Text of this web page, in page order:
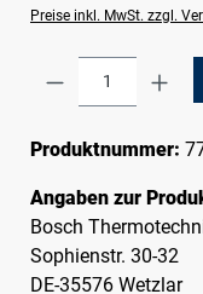
Preise inkl. MwSt. zzgl.
Produkt
Produktnummer:
Angaben zur
Bosch
Sophienstr. 30-32
DE-35576 Wetzlar